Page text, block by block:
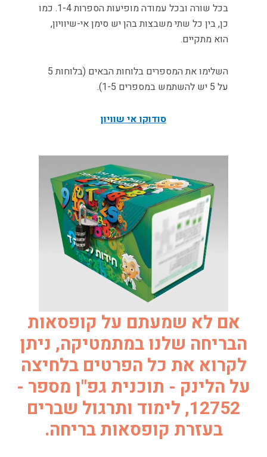
בכל שורה ובכל עמודה מופיעות הספרות 1-4. כמו
כן, בין כל שתי משבצות בהן יש סימן אי-שיוויון,
הוא מתקיים.
השלימו את המספרים בלוחות הבאים (בלוחות 5
על 5 יש להשתמש במספרים 1-5).
סודוקו אי שוויון
אם לא שמעתם על קופסאות
הבריחה שלנו במתמטיקה, ניתן
לקרוא את כל הפרטים בלחיצה
על הלינק - תוכנית גפ"ן מספר -
12752, לימוד ותרגול שברים
בעזרת קופסאות בריחה.